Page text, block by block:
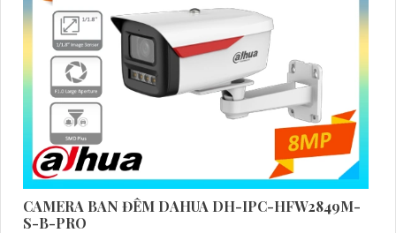
CAMERA BAN ĐÊM DAHUA DH-IPC-HFW2849M-
S-B-PRO